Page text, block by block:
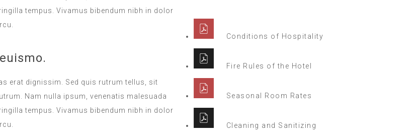
tempus. Vivamus bibendum nibh in dolor
erat dignissim. Sed quis rutrum tellus, sit
Nam nulla ipsum, venenatis malesuada
tempus. Vivamus bibendum nibh in dolor
Conditions of Hospitality
Fire Rules of the Hotel
Seasonal Room Rates
Cleaning and Sanitizing